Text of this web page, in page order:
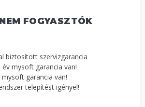
FOGYASZTÓK
biztosított szervizgarancia
mysoft garancia van!
mysoft garancia van!
telepítést igényel!